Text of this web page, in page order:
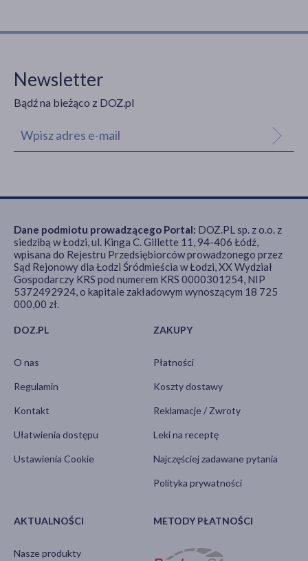
Newsletter
Bądź na bieżąco z DOZ.pl
DOZ.PL
O nas
Regulamin
Kontakt
Ułatwienia dostępu
Ustawienia Cookie
ZAKUPY
Płatności
Koszty dostawy
Reklamacje / Zwroty
Leki na receptę
Najczęściej zadawane pytania
Polityka prywatności
AKTUALNOŚCI
Nasze produkty
METODY PŁATNOŚCI
Dane podmiotu prowadzącego Portal: DOZ.PL sp. z o.o. z
siedzibą w Łodzi, ul. Kinga C. Gillette 11, 94-406 Łódź,
wpisana do Rejestru Przedsiębiorców prowadzonego przez
Sąd Rejonowy dla Łodzi Śródmieścia w Łodzi, XX Wydział
Gospodarczy KRS pod numerem KRS 0000301254, NIP
5372492924, o kapitale zakładowym wynoszącym 18 725
000,00 zł.